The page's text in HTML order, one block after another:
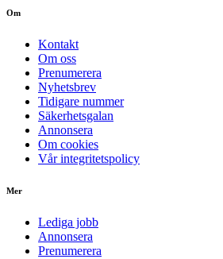
Om
Kontakt
Om oss
Prenumerera
Nyhetsbrev
Tidigare nummer
Säkerhetsgalan
Annonsera
Om cookies
Vår integritetspolicy
Mer
Lediga jobb
Annonsera
Prenumerera